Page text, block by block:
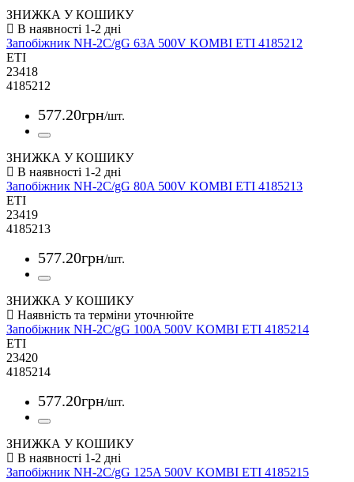
ЗНИЖКА У КОШИКУ
Запобіжник NH-2C/gG 63A 500V KOMBI ETI 4185212
ETI
23418
4185212
577.20грн/шт.
ЗНИЖКА У КОШИКУ
Запобіжник NH-2C/gG 80A 500V KOMBI ETI 4185213
ETI
23419
4185213
577.20грн/шт.
ЗНИЖКА У КОШИКУ
Запобіжник NH-2C/gG 100A 500V KOMBI ETI 4185214
ETI
23420
4185214
577.20грн/шт.
ЗНИЖКА У КОШИКУ
Запобіжник NH-2C/gG 125A 500V KOMBI ETI 4185215